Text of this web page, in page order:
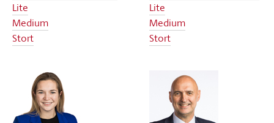
Lite
Medium
Stort
Lite
Medium
Stort